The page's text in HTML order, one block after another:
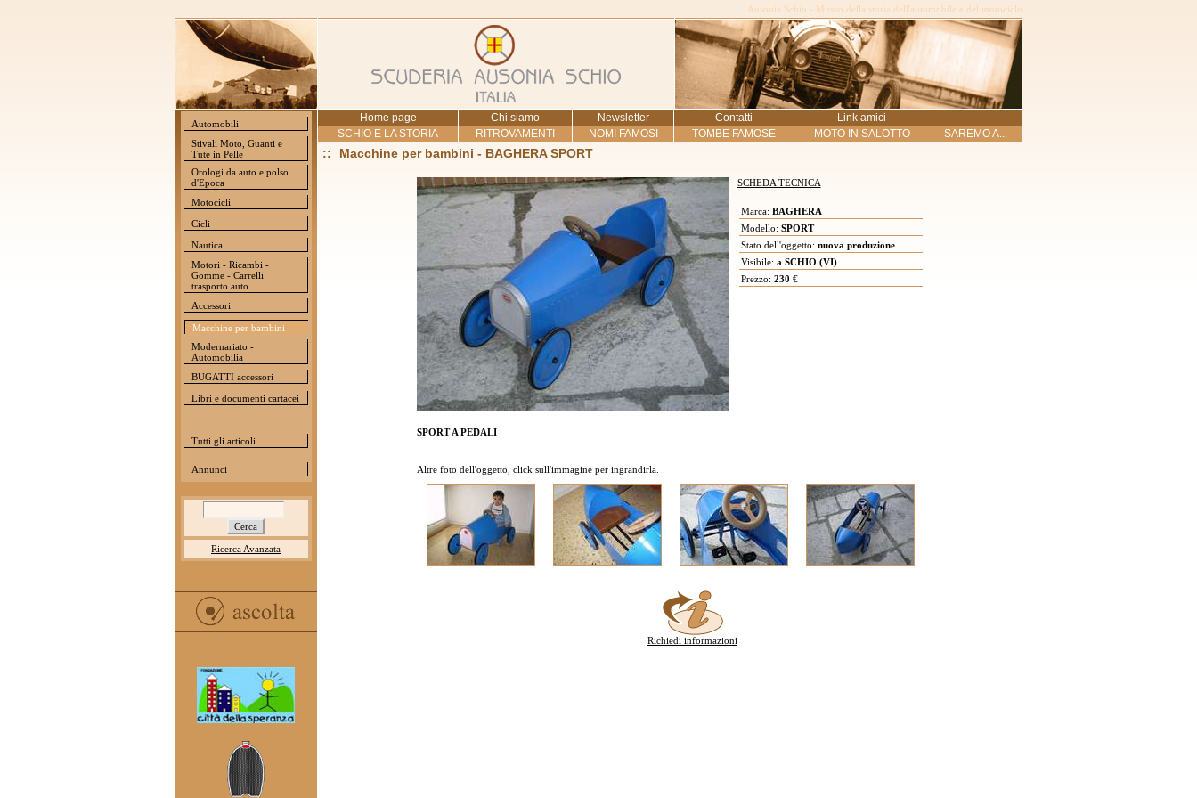
Ausonia Schio - Museo della storia dell'automobile e del motociclo
Automobili
Stivali Moto, Guanti e
Tute in Pelle
Orologi da auto e polso
d'Epoca
Motocicli
Cicli
Nautica
Motori - Ricambi -
Gomme - Carrelli
trasporto auto
Accessori
Macchine per bambini
Modernariato -
Automobilia
BUGATTI accessori
Libri e documenti cartacei
Tutti gli articoli
Annunci
Ricerca Avanzata
Home page Chi siamo Newsletter Contatti
Link amici
SCHIO E LA STORIA
RITROVAMENTI NOMI FAMOSI TOMBE FAMOSE MOTO IN SALOTTO SAREMO A...
:: Macchine per bambini - BAGHERA SPORT
SCHEDA TECNICA
Marca: BAGHERA
Modello: SPORT
Stato dell'oggetto: nuova produzione
Visibile: a SCHIO (VI)
Prezzo: 230 €
SPORT A PEDALI
Altre foto dell'oggetto, click sull'immagine per ingrandirla.
Richiedi informazioni